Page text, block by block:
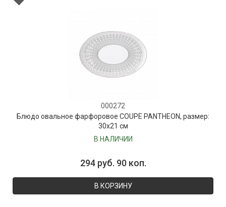
000272
Блюдо овальное фарфоровое COUPE PANTHEON, размер:
30х21 см
В НАЛИЧИИ
294 руб. 90 коп.
В КОРЗИНУ